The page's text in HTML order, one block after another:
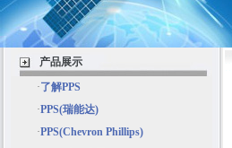
产品展示
·了解PPS
·PPS(瑞能达)
·PPS(Chevron Phillips)